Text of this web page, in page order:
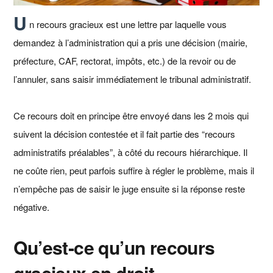
U n recours gracieux est une lettre par laquelle vous
demandez à l’administration qui a pris une décision (mairie,
préfecture, CAF, rectorat, impôts, etc.) de la revoir ou de
l’annuler, sans saisir immédiatement le tribunal administratif.
Ce recours doit en principe être envoyé dans les 2 mois qui
suivent la décision contestée et il fait partie des “recours
administratifs préalables”, à côté du recours hiérarchique. Il
ne coûte rien, peut parfois suffire à régler le problème, mais il
n’empêche pas de saisir le juge ensuite si la réponse reste
négative.
Qu’est‑ce qu’un recours